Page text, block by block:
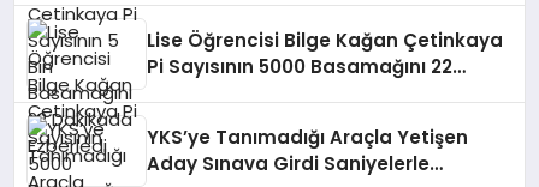
Lise Öğrencisi Bilge Kağan Çetinkaya
Pi Sayısının 5000 Basamağını 22
YKS’ye Tanımadığı Araçla Yetişen
Aday Sınava Girdi Saniyelerle